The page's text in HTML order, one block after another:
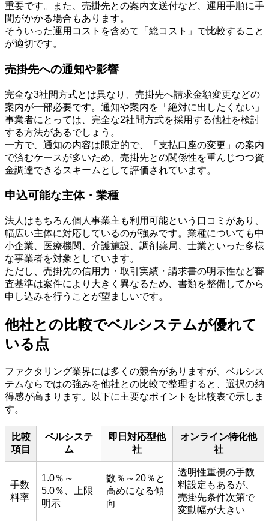
重要です。また、売掛先との案内文送付など、運用手順に手
間がかかる場合もあります。
そういった運用コストを含めて「総コスト」で比較すること
が適切です。
売掛先への通知や影響
完全な3社間方式とは異なり、売掛先へ請求金額変更などの
案内が一部必要です。通知や案内を「絶対に出したくない」
事業者にとっては、完全な2社間方式を採用する他社を検討
する方法があるでしょう。
一方で、通知の内容は限定的で、「支払口座の変更」の案内
で済むケースが多いため、売掛先との関係性を重んじつつ資
金調達できるスキームとして評価されています。
申込可能な主体・業種
法人はもちろん個人事業主も利用可能という口コミがあり、
幅広い主体に対応しているのが強みです。業種についても中
小企業、医療機関、介護施設、調剤薬局、士業といった多様
な事業者を対象としています。
ただし、売掛先の信用力・取引実績・請求書の明示性など審
査基準は案件により大きく異なるため、書類を整備してから
申し込みを行うことが望ましいです。
他社との比較でベルシステムが優れて
いる点
ファクタリング業界には多くの競合がありますが、ベルシス
テムならではの強みを他社との比較で整理すると、選択の納
得感が高まります。以下に主要なポイントを比較表で示しま
す。
比較
項目
ベルシステ
ム
即日対応型他
社
オンライン特化他
社
手数
料率
1.0％～
5.0％、上限
明示
数％～20％と
高めになる傾
向
透明性重視の手数
料設定もあるが、
売掛先条件次第で
変動幅が大きい